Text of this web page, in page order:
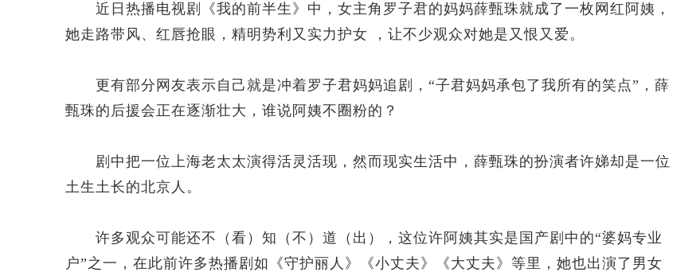
近日热播电视剧《我的前半生》中，女主角罗子君的妈妈薛甄珠就成了一枚网红阿姨，
她走路带风、红唇抢眼，精明势利又实力护女 ，让不少观众对她是又恨又爱。
更有部分网友表示自己就是冲着罗子君妈妈追剧，“子君妈妈承包了我所有的笑点”，薛
甄珠的后援会正在逐渐壮大，谁说阿姨不圈粉的？
剧中把一位上海老太太演得活灵活现，然而现实生活中，薛甄珠的扮演者许娣却是一位
土生土长的北京人。
许多观众可能还不（看）知（不）道（出），这位许阿姨其实是国产剧中的“婆妈专业
户”之一，在此前许多热播剧如《守护丽人》《小丈夫》《大丈夫》等里，她也出演了男女